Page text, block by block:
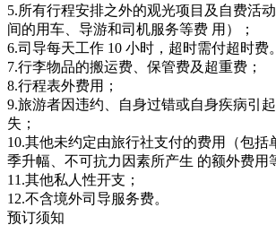
5.所有行程安排之外的观光项目及自费活
间的用车、导游和司机服务等费 用）；
6.司导每天工作 10 小时，超时需付超时费。
7.行李物品的搬运费、保管费及超重费；
8.行程表外费用；
9.旅游者因违约、自身过错或自身疾病引
失；
10.其他未约定由旅行社支付的费用（包括
季升幅、不可抗力因素所产生 的额外费用
11.其他私人性开支；
12.不含境外司导服务费。
预订须知